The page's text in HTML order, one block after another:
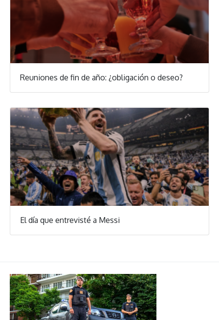
Reuniones de fin de año: ¿obligación o deseo?
El día que entrevisté a Messi